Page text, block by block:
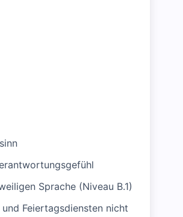
Sprache (Niveau B.1)
Feiertagsdiensten nicht